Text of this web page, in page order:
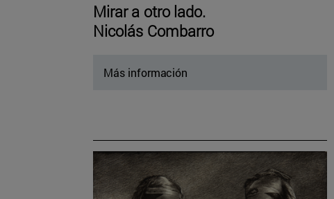
Mirar a otro lado.
Nicolás Combarro
Más información